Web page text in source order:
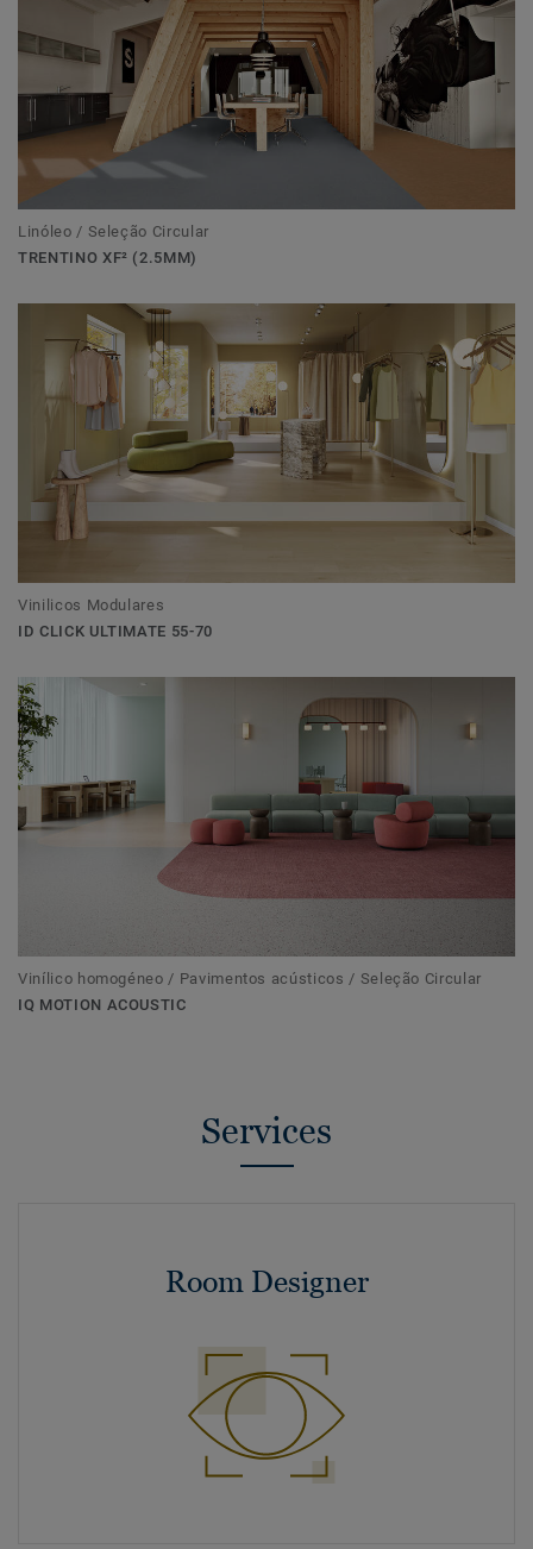
Linóleo / Seleção Circular
TRENTINO XF² (2.5MM)
Vinilicos Modulares
ID CLICK ULTIMATE 55-70
Vinílico homogéneo / Pavimentos acústicos / Seleção Circular
IQ MOTION ACOUSTIC
Services
Room Designer